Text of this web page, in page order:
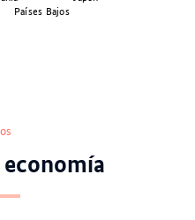
Países Bajos